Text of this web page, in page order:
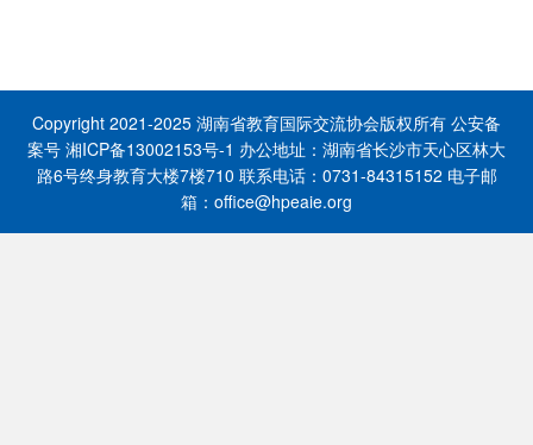
Copyright 2021-2025 湖南省教育国际交流协会版权所有 公安备
案号 湘ICP备13002153号-1 办公地址：湖南省长沙市天心区林大
路6号终身教育大楼7楼710 联系电话：0731-84315152 电子邮
箱：office@hpeaie.org